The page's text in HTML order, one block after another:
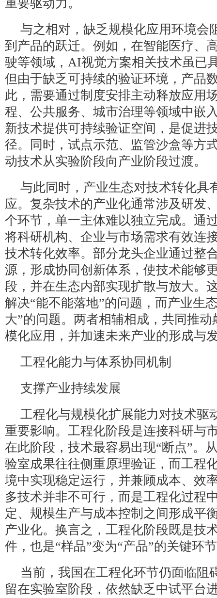
重要驱动力。
与之相对，缺乏规模化应用环境会
到产品的跃迁。例如，在智能医疗、
驶等领域，AI视觉方案相关技术虽已
但由于缺乏可持续的验证环境，产品
此，需要通过制度安排主动释放应用
程、公共服务、城市治理等领域中嵌
新技术提供可持续验证空间，是促进
径。同时，试点示范、监管沙盒等方
动技术从实验阶段向产业阶段过渡。
与此同时，产业生态对技术转化具
应。复杂技术的产业化通常涉及研发
个环节，单一主体难以独立完成。通
将科研机构、企业与市场需求有效连
技术转化效率。部分龙头企业通过整
源，形成协同创新体系，使技术能够
段，并在生态内部实现扩散与放大。
解决“能不能落地”的问题，而产业生
大”的问题。两者相辅相成，共同推
模化应用，并加速未来产业的形成与
工程化能力与体系协同机制
支撑产业持续发展
工程化与规模化扩展能力对技术驱
重要影响。工程化阶段是连接科研与
在此阶段，技术最容易出现“断点”。
验室成果往往侧重原理验证，而工程
境中实现稳定运行，并兼顾成本、效
多技术并非不可行，而是工程化过程
定、规模生产与成本控制之间形成平
产业化。换言之，工程化阶段既是技
件，也是“样品”变为“产品”的关键环
当前，我国在工程化环节仍面临阻
留在实验室阶段，依然缺乏中试平台